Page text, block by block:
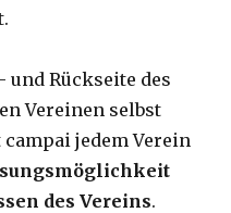
und Rückseite des
Vereinen selbst
jedem Verein
des Vereins.